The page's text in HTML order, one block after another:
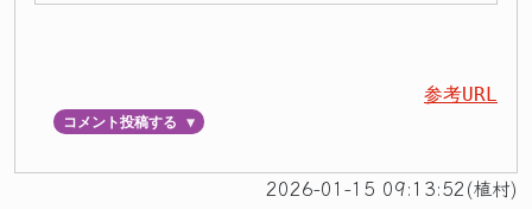
参考URL
コメント投稿する ▼
2026-01-15 09:13:52(植村)